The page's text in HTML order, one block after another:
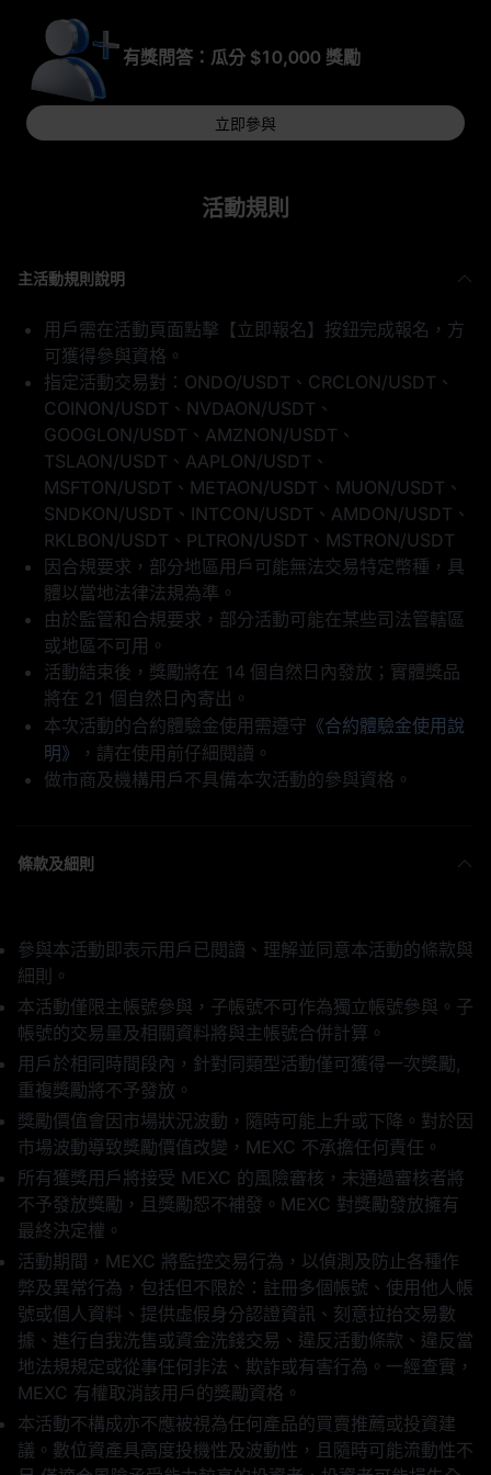
有獎問答：瓜分 $10,000 獎勵
立即參與
活動規則
主活動規則說明
用戶需在活動頁面點擊【立即報名】按鈕完成報名，方
可獲得參與資格。
指定活動交易對：ONDO/USDT、CRCLON/USDT、
COINON/USDT、NVDAON/USDT、
GOOGLON/USDT、AMZNON/USDT、
TSLAON/USDT、AAPLON/USDT、
MSFTON/USDT、METAON/USDT、MUON/USDT、
SNDKON/USDT、INTCON/USDT、AMDON/USDT、
RKLBON/USDT、PLTRON/USDT、MSTRON/USDT
因合規要求，部分地區用戶可能無法交易特定幣種，具
體以當地法律法規為準。
由於監管和合規要求，部分活動可能在某些司法管轄區
或地區不可用。
活動結束後，獎勵將在 14 個自然日內發放；實體獎品
將在 21 個自然日內寄出。
本次活動的合約體驗金使用需遵守 《合約體驗金使用說
明》
，請在使用前仔細閱讀。
做市商及機構用戶不具備本次活動的參與資格。
條款及細則
參與本活動即表示用戶已閱讀、理解並同意本活動的條款與
細則。
本活動僅限主帳號參與，子帳號不可作為獨立帳號參與。子
帳號的交易量及相關資料將與主帳號合併計算。
用戶於相同時間段內，針對同類型活動僅可獲得一次獎勵,
重複獎勵將不予發放。
獎勵價值會因市場狀況波動，隨時可能上升或下降。對於因
市場波動導致獎勵價值改變，MEXC 不承擔任何責任。
所有獲獎用戶將接受 MEXC 的風險審核，未通過審核者將
不予發放獎勵，且獎勵恕不補發。MEXC 對獎勵發放擁有
最終決定權。
活動期間，MEXC 將監控交易行為，以偵測及防止各種作
弊及異常行為，包括但不限於：註冊多個帳號、使用他人帳
號或個人資料、提供虛假身分認證資訊、刻意拉抬交易數
據、進行自我洗售或資金洗錢交易、違反活動條款、違反當
地法規規定或從事任何非法、欺詐或有害行為。一經查實，
MEXC 有權取消該用戶的獎勵資格。
本活動不構成亦不應被視為任何產品的買賣推薦或投資建
議。數位資產具高度投機性及波動性，且隨時可能流動性不